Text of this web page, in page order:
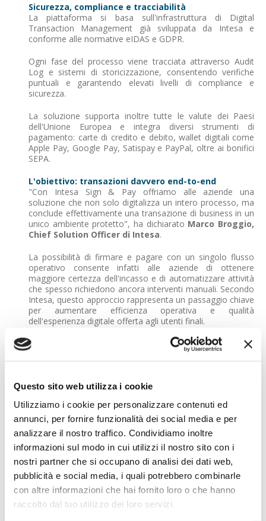
Questo sito web utilizza i cookie
Utilizziamo i cookie per personalizzare contenuti ed
annunci, per fornire funzionalità dei social media e per
analizzare il nostro traffico. Condividiamo inoltre
informazioni sul modo in cui utilizzi il nostro sito con i
nostri partner che si occupano di analisi dei dati web,
pubblicità e social media, i quali potrebbero combinarle
con altre informazioni che hai fornito loro o che hanno
raccolto dal tuo utilizzo dei loro servizi.
Sicurezza, compliance e tracciabilità
La piattaforma si basa sull'infrastruttura di Digital
Transaction Management già sviluppata da Intesa e
conforme alle normative eIDAS e GDPR.
Ogni fase del processo viene tracciata attraverso Audit
Log e sistemi di storicizzazione, consentendo verifiche
puntuali e garantendo elevati livelli di compliance e
sicurezza.
La soluzione supporta inoltre tutte le valute dei Paesi
dell'Unione Europea e integra diversi strumenti di
pagamento: carte di credito e debito, wallet digitali come
Apple Pay, Google Pay, Satispay e PayPal, oltre ai bonifici
SEPA.
L'obiettivo: transazioni davvero end-to-end
"Con Intesa Sign & Pay offriamo alle aziende una
soluzione che non solo digitalizza un intero processo, ma
conclude effettivamente una transazione di business in un
unico ambiente protetto", ha dichiarato Marco Broggio,
Chief Solution Officer di Intesa.
La possibilità di firmare e pagare con un singolo flusso
operativo consente infatti alle aziende di ottenere
maggiore certezza dell'incasso e di automatizzare attività
che spesso richiedono ancora interventi manuali. Secondo
Intesa, questo approccio rappresenta un passaggio chiave
per aumentare efficienza operativa e qualità
dell'esperienza digitale offerta agli utenti finali.
Dalle assicurazioni al real estate
La nuova funzionalità è pensata per adattarsi a diversi
contesti applicativi. Nel settore assicurativo, ad esempio,
immediatamente dopo firma e pagamento. Nel leasing e
contratto e deposito cauzionale, mentre nel real estate
può essere utilizzata per il versamento delle caparre.
processi in cui la componente documentale e quella
finanziaria devono convivere in modo integrato.
La convergenza tra DTM e payment orchestration
Il lancio di Intesa Sign & Pay riflette una tendenza sempre
più evidente nel mercato: la convergenza tra piattaforme